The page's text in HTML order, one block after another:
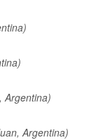
Argentina)
Argentina)